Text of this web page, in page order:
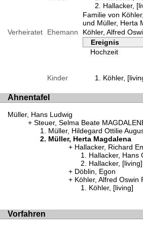
Hallacker,
Familie von
und Müller, Herta
Verheiratet
Ehemann
Köhler, Alfred
Ereignis
Hochzeit
Kinder
Köhler,
Ahnentafel
Müller, Hans Ludwig
Steuer, Selma Beate
Müller, Hildegard Ottilie
Müller, Herta Magdalena
Hallacker, Richard
Hallacker, Hans
Hallacker, [living]
Döblin, Egon
Köhler, Alfred Oswin
Köhler, [living]
Vorfahren